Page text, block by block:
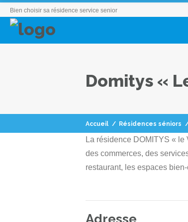
Bien choisir sa résidence service senior
Domitys «
Accueil / Résidences séniors
La résidence DOMITYS «
des commerces, des
restaurant, les espaces
Adresse